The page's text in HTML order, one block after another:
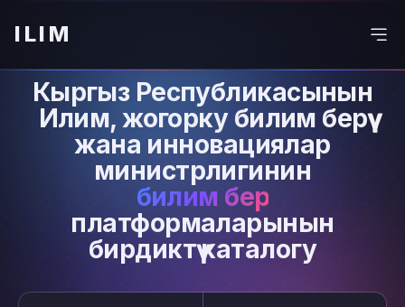
ILIM
Кыргыз Республикасынын
Илим, жогорку билим берүү
жана инновациялар
министрлигинин
билим берүү
платформаларынын
бирдиктүү каталогу